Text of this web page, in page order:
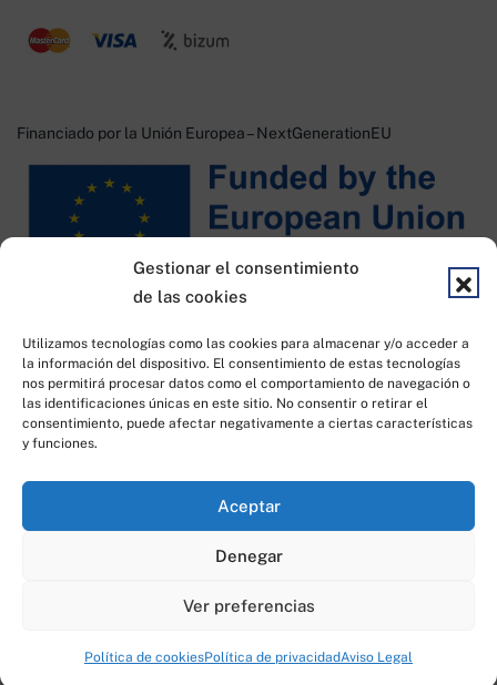
Gestionar el consentimiento
de las cookies
Utilizamos tecnologías como las cookies para almacenar y/o acceder a
la información del dispositivo. El consentimiento de estas tecnologías
nos permitirá procesar datos como el comportamiento de navegación o
las identificaciones únicas en este sitio. No consentir o retirar el
consentimiento, puede afectar negativamente a ciertas características
y funciones.
Aceptar
Denegar
Ver preferencias
Política de cookiesPolítica de privacidadAviso Legal
Financiado por la Unión Europea – NextGenerationEU
Financiado por KIT DIGITAL
Todos los derechos reservados © 2023